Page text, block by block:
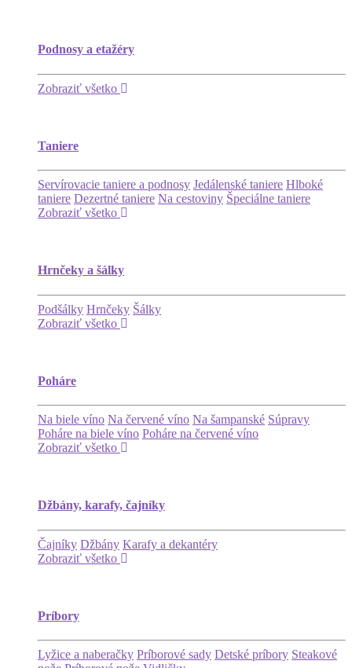
Podnosy a etažéry
Zobraziť všetko
Taniere
Servírovacie taniere a podnosy Jedálenské taniere Hlboké
taniere Dezertné taniere Na cestoviny Špeciálne taniere
Zobraziť všetko
Hrnčeky a šálky
Podšálky Hrnčeky Šálky
Zobraziť všetko
Poháre
Na biele víno Na červené víno Na šampanské Súpravy
Poháre na biele víno Poháre na červené víno
Zobraziť všetko
Džbány, karafy, čajníky
Čajníky Džbány Karafy a dekantéry
Zobraziť všetko
Príbory
Lyžice a naberačky Príborové sady Detské príbory Steakové